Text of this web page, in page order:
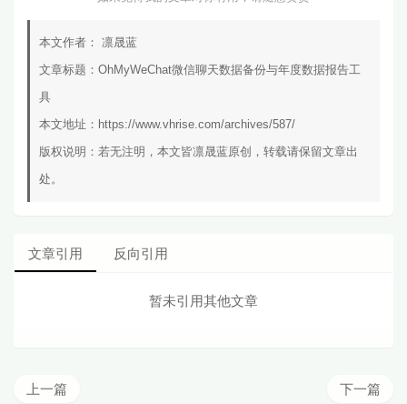
本文作者： 凛晟蓝
文章标题： OhMyWeChat微信聊天数据备份与年度数据报告工
具
本文地址： https://www.vhrise.com/archives/587/
版权说明：若无注明，本文皆凛晟蓝原创，转载请保留文章出
处。
文章引用 反向引用
暂未引用其他文章
下一篇
上一篇